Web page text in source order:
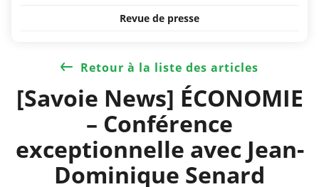
Revue de presse
Retour à la liste des articles
[Savoie News] ÉCONOMIE
– Conférence
exceptionnelle avec Jean-
Dominique Senard